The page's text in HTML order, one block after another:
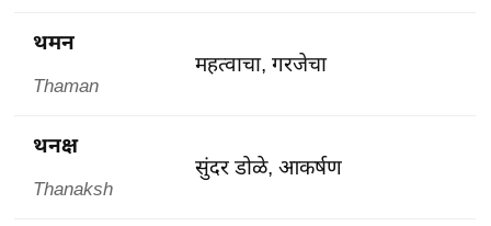
थमन
Thaman
महत्वाचा, गरजेचा
थनक्ष
Thanaksh
सुंदर डोळे, आकर्षण